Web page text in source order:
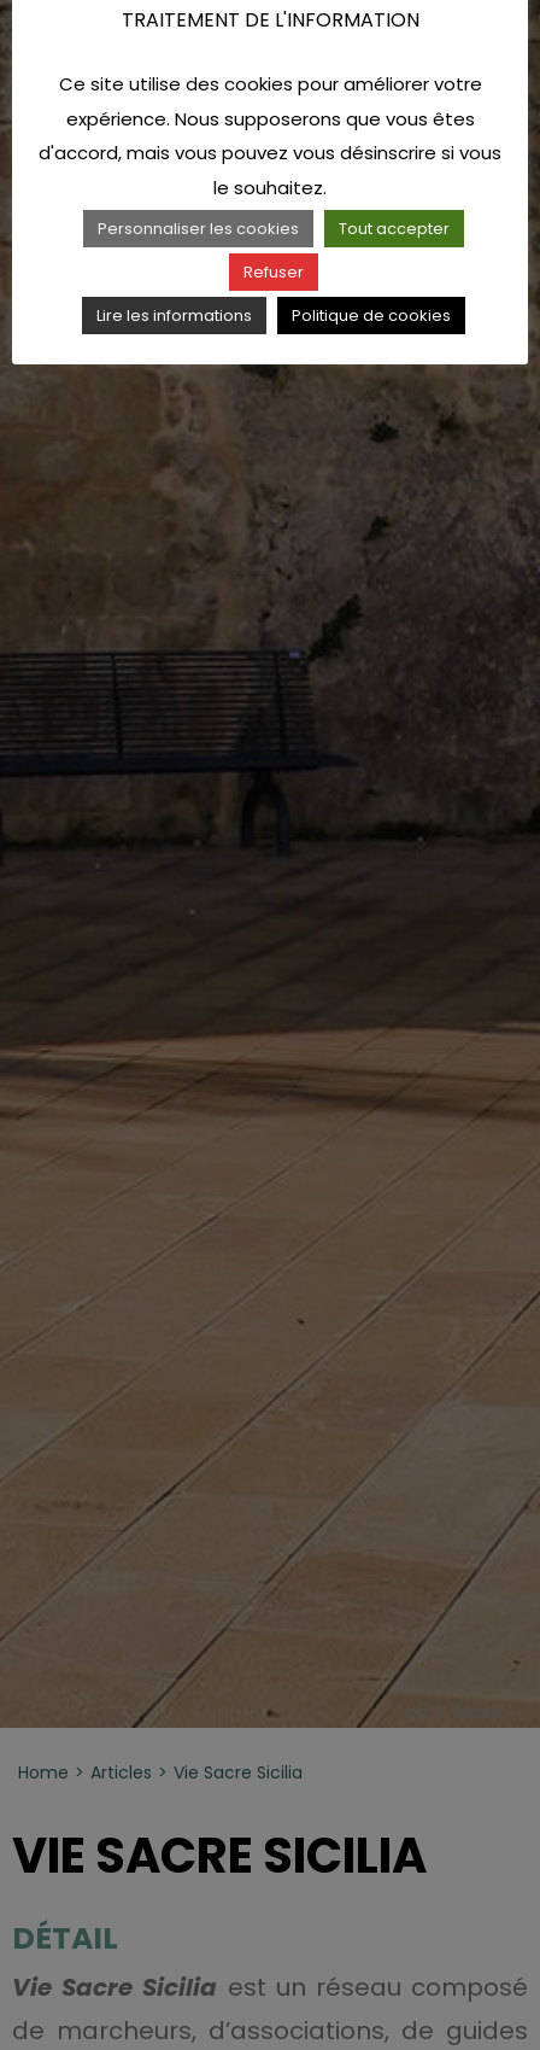
Home Articles Vie Sacre Sicilia
VIE SACRE SICILIA
DÉTAIL
Vie Sacre Sicilia est un réseau composé
de marcheurs, d’associations, de guides
TRAITEMENT DE L'INFORMATION
Ce site utilise des cookies pour améliorer votre
expérience. Nous supposerons que vous êtes
d'accord, mais vous pouvez vous désinscrire si vous
le souhaitez.
Personnaliser les cookies
Tout accepter
Refuser
Lire les informations
Politique de cookies